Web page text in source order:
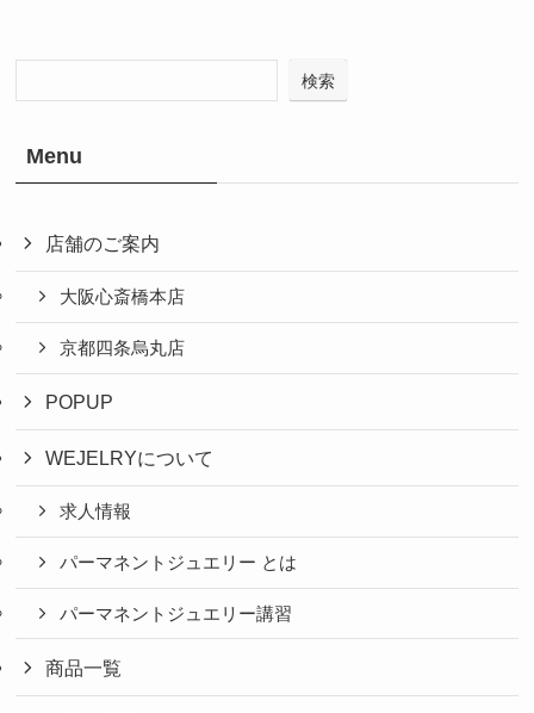
検索
Menu
店舗のご案内
大阪心斎橋本店
京都四条烏丸店
POPUP
WEJELRYについて
求人情報
パーマネントジュエリー とは
パーマネントジュエリー講習
商品一覧